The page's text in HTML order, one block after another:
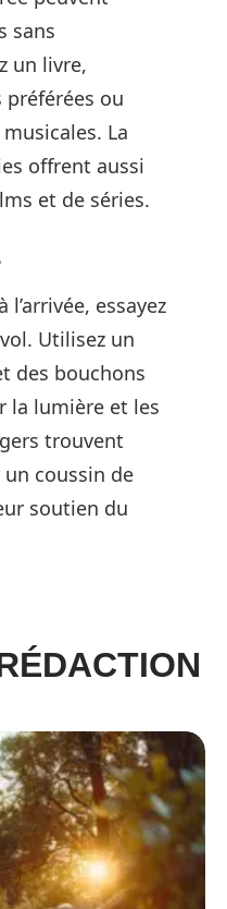
sans
un livre,
préférées ou
La
offrent aussi
et de séries.
essayez
Utilisez un
des bouchons
la lumière et les
trouvent
coussin de
soutien du